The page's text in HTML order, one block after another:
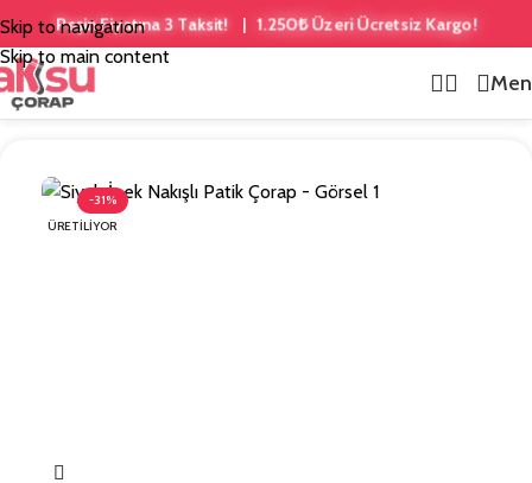
Skip to navigation
Skip to main content
Peşin Fiyatına 3 Taksit! | 1.250₺ Üzeri Ücretsiz Kargo!
Ana Sayfa/Nakış İşlemeli
-31%
ÜRETILIYOR